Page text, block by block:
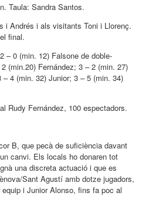
Taula: Sandra Santos.
i Andrés i als visitants Toni i Llorenç.
final.
– 0 (min. 12) Falsone de doble-
(min.20) Fernández; 3 – 2 (min. 27)
4 (min. 32) Junior; 3 – 5 (min. 34)
Rudy Fernández, 100 espectadors.
B, que pecà de suficiència davant
canvi. Els locals ho donaren tot
una discreta actuació i que es
Sant Agustí amb dotze jugadors,
i Junior Alonso, fins fa poc al